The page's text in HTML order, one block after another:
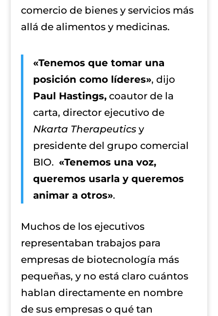
comercio de bienes y servicios más
allá de alimentos y medicinas.
«Tenemos que tomar una
posición como líderes», dijo
Paul Hastings,coautor de la
carta, director ejecutivo de
Nkarta Therapeuticsy
presidente del grupo comercial
BIO. «Tenemos una voz,
queremos usarla y queremos
animar a otros».
Muchos de los ejecutivos
representaban trabajos para
empresas de biotecnología más
pequeñas, y no está claro cuántos
hablan directamente en nombre
de sus empresas o qué tan